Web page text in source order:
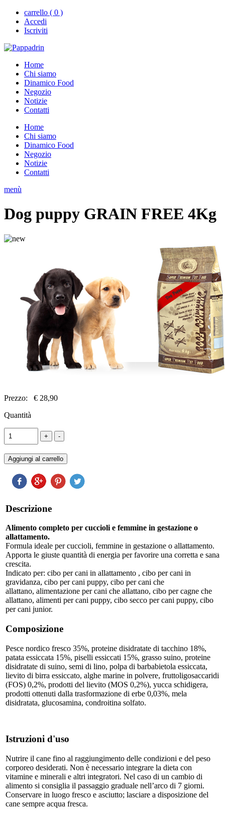
carrello ( 0 )
Accedi
Iscriviti
Home
Chi siamo
Dinamico Food
Negozio
Notizie
Contatti
Home
Chi siamo
Dinamico Food
Negozio
Notizie
Contatti
menù
Dog puppy GRAIN FREE 4Kg
Prezzo:
€ 28,90
Quantità
Descrizione
Alimento completo per cuccioli e femmine in gestazione o
allattamento.
Formula ideale per cuccioli, femmine in gestazione o allattamento.
Apporta le giuste quantità di energia per favorire una corretta e sana
crescita.
Indicato per: cibo per cani in allattamento , cibo per cani in
gravidanza, cibo per cani puppy, cibo per cani che
allattano, alimentazione per cani che allattano, cibo per cagne che
allattano, alimenti per cani puppy, cibo secco per cani puppy, cibo
per cani junior.
Composizione
Pesce nordico fresco 35%, proteine disidratate di tacchino 18%,
patata essiccata 15%, piselli essiccati 15%, grasso suino, proteine
disidratate di suino, semi di lino, polpa di barbabietola essiccata,
lievito di birra essiccato, alghe marine in polvere, fruttoligosaccaridi
(FOS) 0,2%, prodotti del lievito (MOS 0,2%), yucca schidigera,
prodotti ottenuti dalla trasformazione di erbe 0,03%, mela
disidratata, glucosamina, condroitina solfato.
Istruzioni d'uso
Nutrire il cane fino al raggiungimento delle condizioni e del peso
corporeo desiderati. Non è necessario integrare la dieta con
vitamine e minerali e altri integratori. Nel caso di un cambio di
alimento si consiglia il passaggio graduale nell’arco di 7 giorni.
Conservare in luogo fresco e asciutto; lasciare a disposizione del
cane sempre acqua fresca.